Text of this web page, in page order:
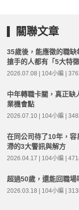
關聯文章
35歲後，能應徵的職
搶手的人都有「5大特徵
2026.07.08 | 104小編 |
中年轉職卡關，真正缺
業機會點
2026.07.10 | 104小編 |
在同公司待了10年，
滯的3大警訊與解方
2026.04.17 | 104小編 |
超過50歲，還能回職場
2026.03.18 | 104小編 |